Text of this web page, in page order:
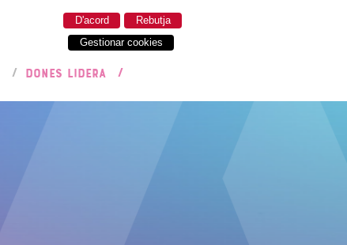
Rebutja
D'acord
Gestionar cookies
DONES LIDERA